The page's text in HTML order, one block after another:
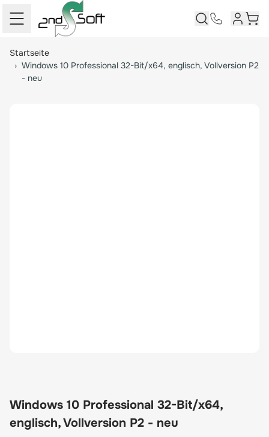
Startseite
› Windows 10 Professional 32-Bit/x64, englisch, Vollversion P2
- neu
Windows 10 Professional 32-Bit/x64,
englisch, Vollversion P2 - neu